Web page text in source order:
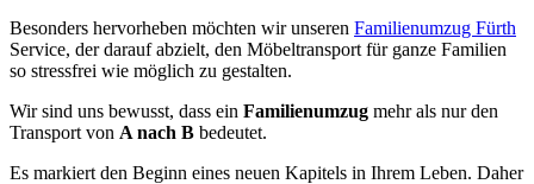
Besonders hervorheben möchten wir unseren Familienumzug Fürth
Service, der darauf abzielt, den Möbeltransport für ganze Familien
so stressfrei wie möglich zu gestalten.
Wir sind uns bewusst, dass ein Familienumzug mehr als nur den
Transport von A nach B bedeutet.
Es markiert den Beginn eines neuen Kapitels in Ihrem Leben. Daher